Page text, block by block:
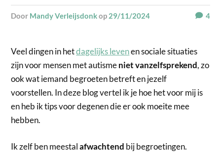
door Mandy Verleijsdonkop 29/11/2024 4
Veel dingen in hetdagelijks levenen sociale situaties
zijn voor mensen met autismeniet vanzelfsprekend, zo
ook wat iemand begroeten betreft en jezelf
voorstellen. In deze blog vertel ik je hoe het voor mij is
en heb ik tips voor degenen die er ook moeite mee
hebben.
Ik zelf ben meestalafwachtend bij begroetingen.